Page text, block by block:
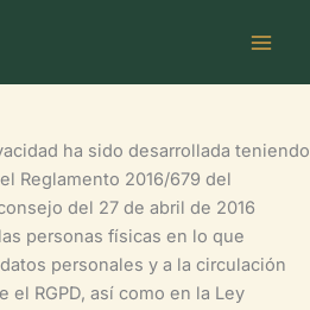
ha sido desarrollada teniendo
Reglamento 2016/679 del
del 27 de abril de 2016
personas físicas en lo que
personales y a la circulación
RGPD, así como en la Ley